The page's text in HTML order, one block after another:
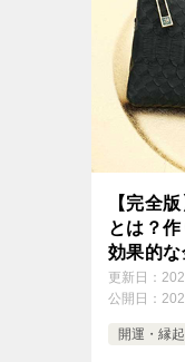
【完全
とは？
効果的
底解説
更新日：
公開日：
開運・縁